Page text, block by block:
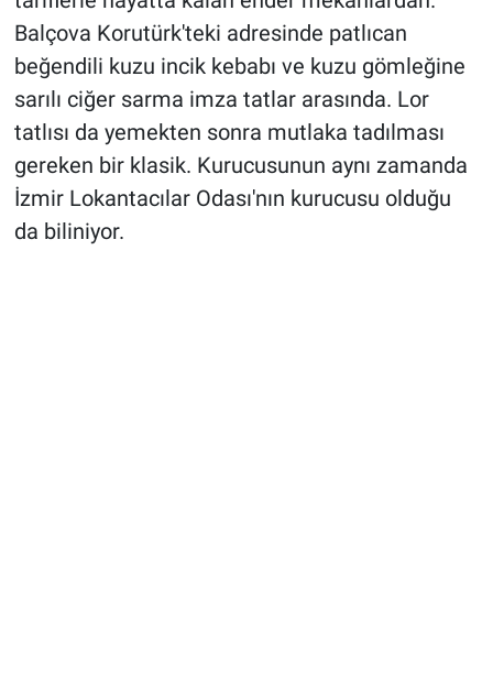
Balçova Korutürk'teki adresinde patlıcan
beğendili kuzu incik kebabı ve kuzu gömleğine
sarılı ciğer sarma imza tatlar arasında. Lor
tatlısı da yemekten sonra mutlaka tadılması
gereken bir klasik. Kurucusunun aynı zamanda
İzmir Lokantacılar Odası'nın kurucusu olduğu
da biliniyor.